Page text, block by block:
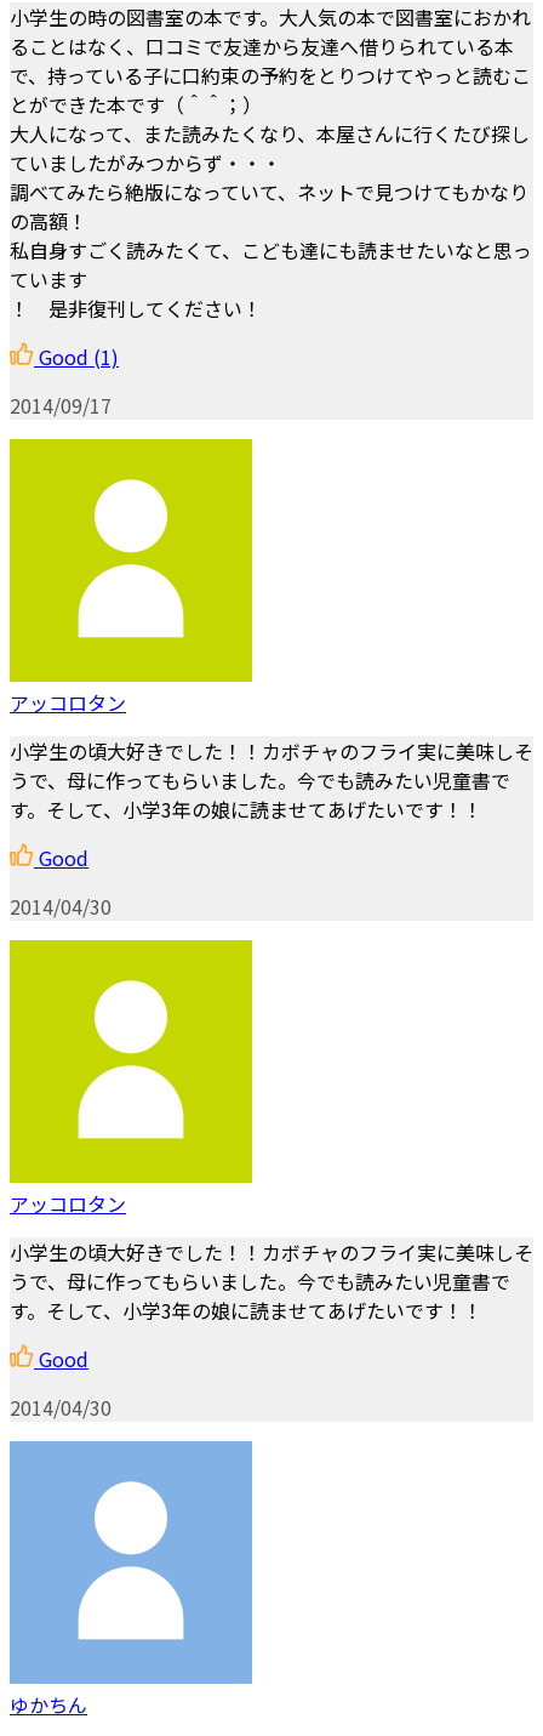
小学生の時の図書室の本です。大人気の本で図書室におかれ
ることはなく、口コミで友達から友達へ借りられている本
で、持っている子に口約束の予約をとりつけてやっと読むこ
とができた本です（＾＾；）
大人になって、また読みたくなり、本屋さんに行くたび探し
ていましたがみつからず・・・
調べてみたら絶版になっていて、ネットで見つけてもかなり
の高額！
私自身すごく読みたくて、こども達にも読ませたいなと思っ
ています
！ 是非復刊してください！
Good (1)
2014/09/17
アッコロタン
小学生の頃大好きでした！！カボチャのフライ実に美味しそ
うで、母に作ってもらいました。今でも読みたい児童書で
す。そして、小学3年の娘に読ませてあげたいです！！
Good
2014/04/30
アッコロタン
小学生の頃大好きでした！！カボチャのフライ実に美味しそ
うで、母に作ってもらいました。今でも読みたい児童書で
す。そして、小学3年の娘に読ませてあげたいです！！
Good
2014/04/30
ゆかちん